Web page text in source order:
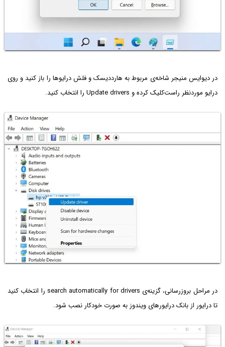
در دیوایس منیجر شاخه‌ی مربوط به هارددیسک و فلش درایوها را باز کنید و روی
درایو موردنظر راست‌کلیک کرده و Update drivers را انتخاب کنید.
در مراحل بروزرسانی، گزینه‌ی search automatically for drivers را انتخاب کنید
تا درایور از بانک درایورهای ویندوز به صورت خودکار نصب شود.